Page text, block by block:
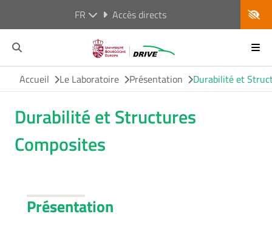
FR Accès directs
Accueil Le Laboratoire Présentation Durabilité et
Durabilité et Structures
Composites
Présentation